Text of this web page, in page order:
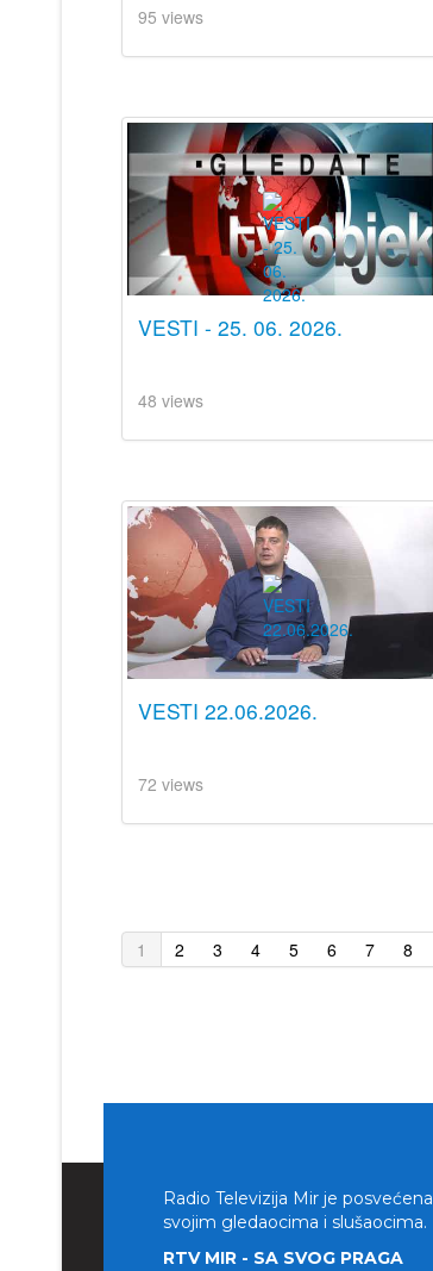
95 views
VESTI - 25. 06. 2026.
48 views
VESTI 22.06.2026.
72 views
1 2 3 4 5 6 7 8
Radio Televizija Mir je posvećena
svojim gledaocima i slušaocima.
RTV MIR - SA SVOG PRAGA